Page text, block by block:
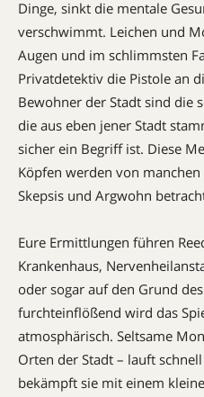
Dinge, sinkt die mentale
verschwimmt. Leichen und
Augen und im schlimmsten
Privatdetektiv die ­Pistole an
Bewohner der Stadt sind die
die aus eben jener Stadt
sicher ein Begriff ist. Diese
Köpfen werden von
Skepsis und Argwohn
Eure Ermittlungen führen
Krankenhaus,
oder sogar auf den Grund
furchteinflößend wird das
atmosphärisch. Seltsame
Orten der Stadt – lauft
bekämpft sie mit einem